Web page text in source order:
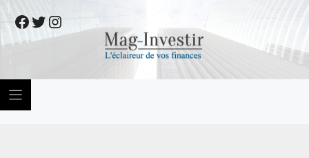
to
content
Facebook
Twitter
Instagram